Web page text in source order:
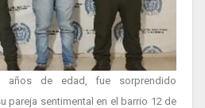
años de edad, fue sorprendido
pareja sentimental en el barrio 12 de